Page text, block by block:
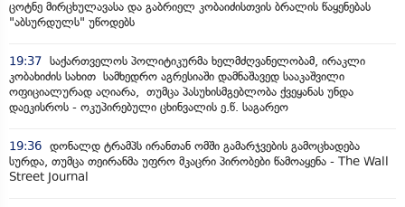
ცოტნე მირცხულავასა და გაბრიელ კობაიძისთვის ბრალის წაყენებას
"აბსურდულს" უწოდებს
19:37 საქართველოს პოლიტიკურმა ხელმძღვანელობამ, ირაკლი
კობახიძის სახით სამხედრო აგრესიაში დამნაშავედ სააკაშვილი
ოფიციალურად აღიარა, თუმცა პასუხისმგებლობა ქვეყანას უნდა
დაეკისროს - ოკუპირებული ცხინვალის ე.წ. საგარეო
19:36 დონალდ ტრამპს ირანთან ომში გამარჯვების გამოცხადება
სურდა, თუმცა თეირანმა უფრო მკაცრი პირობები წამოაყენა - The Wall
Street Journal